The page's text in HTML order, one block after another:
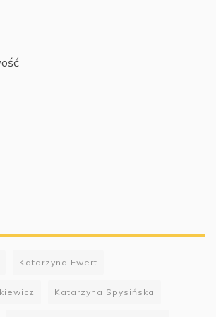
Katarzyna Ewert
Katarzyna Spysińska